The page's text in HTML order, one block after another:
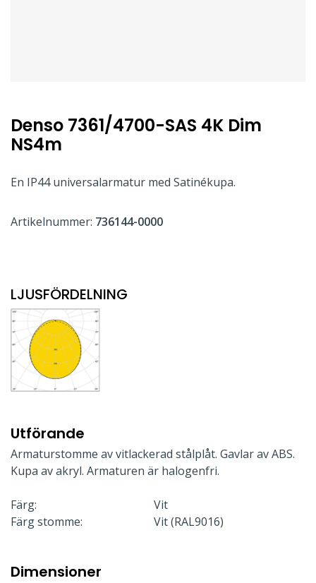
Denso 7361/4700-SAS 4K Dim
NS4m
En IP44 universalarmatur med Satinékupa.
Artikelnummer: 736144-0000
LJUSFÖRDELNING
Utförande
Armaturstomme av vitlackerad stålplåt. Gavlar av ABS.
Kupa av akryl. Armaturen är halogenfri.
Färg:
Vit
Färg stomme:
Vit (RAL9016)
Dimensioner